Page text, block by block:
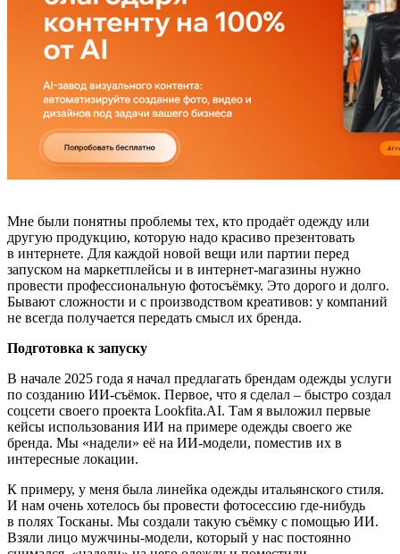
Мне были понятны проблемы тех, кто продаёт одежду или
другую продукцию, которую надо красиво презентовать
в интернете. Для каждой новой вещи или партии перед
запуском на маркетплейсы и в интернет-магазины нужно
провести профессиональную фотосъёмку. Это дорого и долго.
Бывают сложности и с производством креативов: у компаний
не всегда получается передать смысл их бренда.
Подготовка к запуску
В начале 2025 года я начал предлагать брендам одежды услуги
по созданию ИИ-съёмок. Первое, что я сделал – быстро создал
соцсети своего проекта Lookfita.AI. Там я выложил первые
кейсы использования ИИ на примере одежды своего же
бренда. Мы «надели» её на ИИ-модели, поместив их в
интересные локации.
К примеру, у меня была линейка одежды итальянского стиля.
И нам очень хотелось бы провести фотосессию где-нибудь
в полях Тосканы. Мы создали такую съёмку с помощью ИИ.
Взяли лицо мужчины-модели, который у нас постоянно